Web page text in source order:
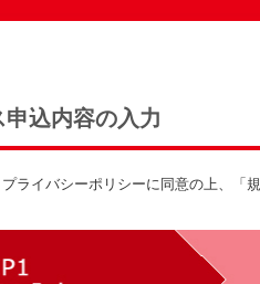
込内容の入力
ライバシーポリシーに同意の上、「